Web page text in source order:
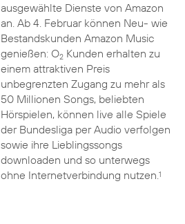
ausgewählte Dienste von Amazon
an. Ab 4. Februar können Neu- wie
Bestandskunden Amazon Music
genießen: O2Kunden erhalten zu
einem attraktiven Preis
unbegrenzten Zugang zu mehr als
50 Millionen Songs, beliebten
Hörspielen, können live alle Spiele
der Bundesliga per Audio verfolgen
sowie ihre Lieblingssongs
downloaden und so unterwegs
ohne Internetverbindung nutzen.1